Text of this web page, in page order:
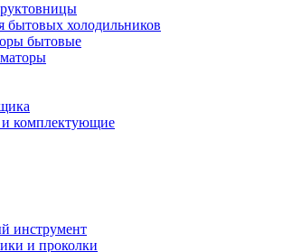
холодильников
бытовые
и комплектующие
инструмент
и проколки